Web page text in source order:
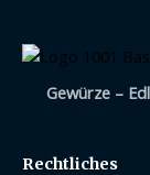
Gewürze –
Rechtliches